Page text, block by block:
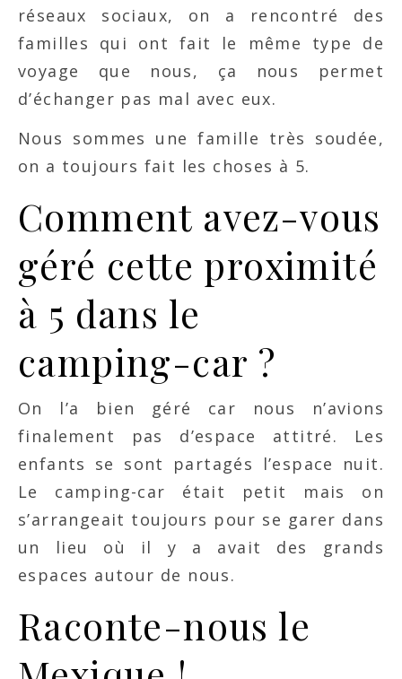
réseaux sociaux, on a rencontré des
familles qui ont fait le même type de
voyage que nous, ça nous permet
d’échanger pas mal avec eux.
Nous sommes une famille très soudée,
on a toujours fait les choses à 5.
Comment avez-vous
géré cette proximité
à 5 dans le
camping-car ?
On l’a bien géré car nous n’avions
finalement pas d’espace attitré. Les
enfants se sont partagés l’espace nuit.
Le camping-car était petit mais on
s’arrangeait toujours pour se garer dans
un lieu où il y a avait des grands
espaces autour de nous.
Raconte-nous le